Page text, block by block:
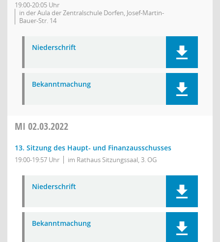
19:00-20:05 Uhr
in der Aula der Zentralschule Dorfen, Josef-Martin-
Bauer-Str. 14
Niederschrift
Bekanntmachung
MI 02.03.2022
13. Sitzung des Haupt- und Finanzausschusses
19:00-19:57 Uhr im Rathaus Sitzungssaal, 3. OG
Niederschrift
Bekanntmachung